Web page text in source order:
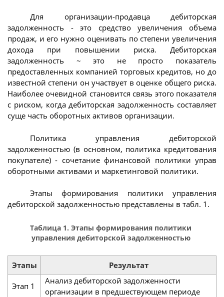
Для организации-продавца дебиторская
задолженность - это средство увеличения объема
продаж, и его нужно оценивать по степени увеличения
дохода при повышении риска. Дебиторская
задолженность ~ это не просто показатель
предоставленных компанией торговых кредитов, но до
известной степени он участвует в оценке общего риска.
Наиболее очевидной становится связь этого показателя
с риском, когда дебиторская задолженность составляет
суще часть оборотных активов организации.
Политика управления дебиторской
задолженностью (в основном, политика кредитования
покупателе) - сочетание финансовой политики управ
оборотными активами и маркетинговой политики.
Этапы формирования политики управления
дебиторской задолженностью представлены в табл. 1.
Таблица 1. Этапы формирования политики
управления дебиторской задолженностью
Этапы Результат
Этап 1
Анализ дебиторской задолженности
организации в предшествующем периоде